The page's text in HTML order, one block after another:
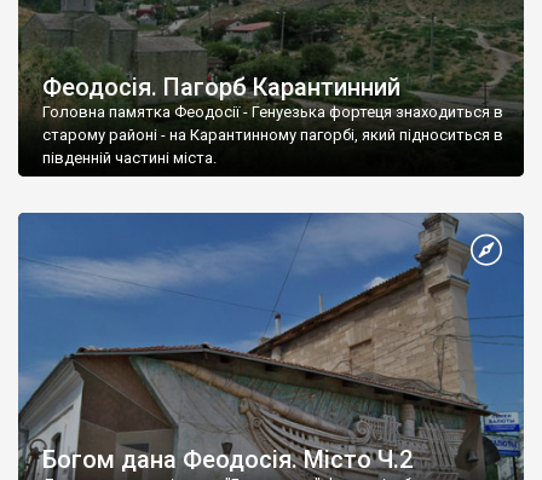
Феодосія. Пагорб Карантинний
Головна памятка Феодосії - Генуезька фортеця знаходиться в
старому районі - на Карантинному пагорбі, який підноситься в
південній частині міста.
Богом дана Феодосія. Місто Ч.2